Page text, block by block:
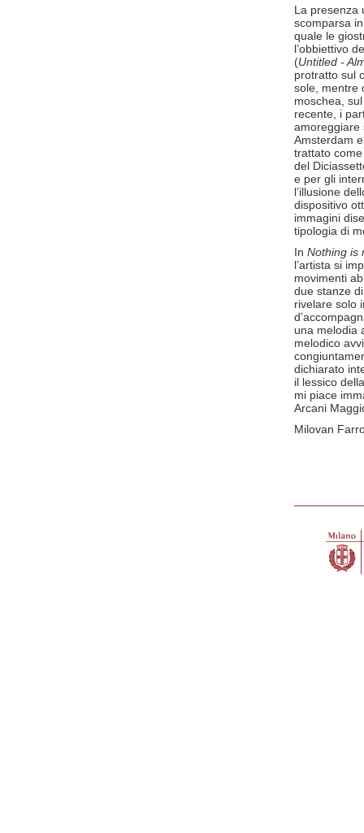
La presenza
scomparsa
quale le
l’obbiettivo
(Untitled -
protratto sul
sole, mentre
moschea,
recente, i
amoreggiare
Amsterdam
trattato
del
e per gli
l’illusione
dispositivo
immagini
tipologia di
In Nothing is
l’artista si
movimenti
due stanze
rivelare solo
una melodia
melodico
dichiarato
il lessico
mi piace
Arcani
Milovan